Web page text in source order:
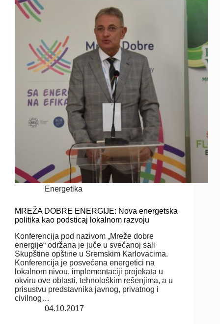
Energetika
MREŽA DOBRE ENERGIJE: Nova energetska
politika kao podsticaj lokalnom razvoju
Konferencija pod nazivom „Mreže dobre
energije“ održana je juče u svečanoj sali
Skupštine opštine u Sremskim Karlovacima.
Konferencija je posvećena energetici na
lokalnom nivou, implementaciji projekata u
okviru ove oblasti, tehnološkim rešenjima, a u
prisustvu predstavnika javnog, privatnog i
civilnog…
04.10.2017